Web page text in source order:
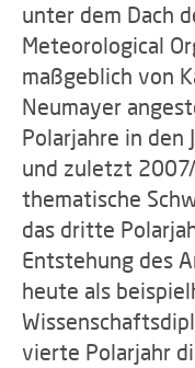
unter dem Dach
Meteorological
maßgeblich von
Neumayer
Polarjahre in
und zuletzt
thematische
das dritte
Entstehung des
heute als
vierte Polarjahr